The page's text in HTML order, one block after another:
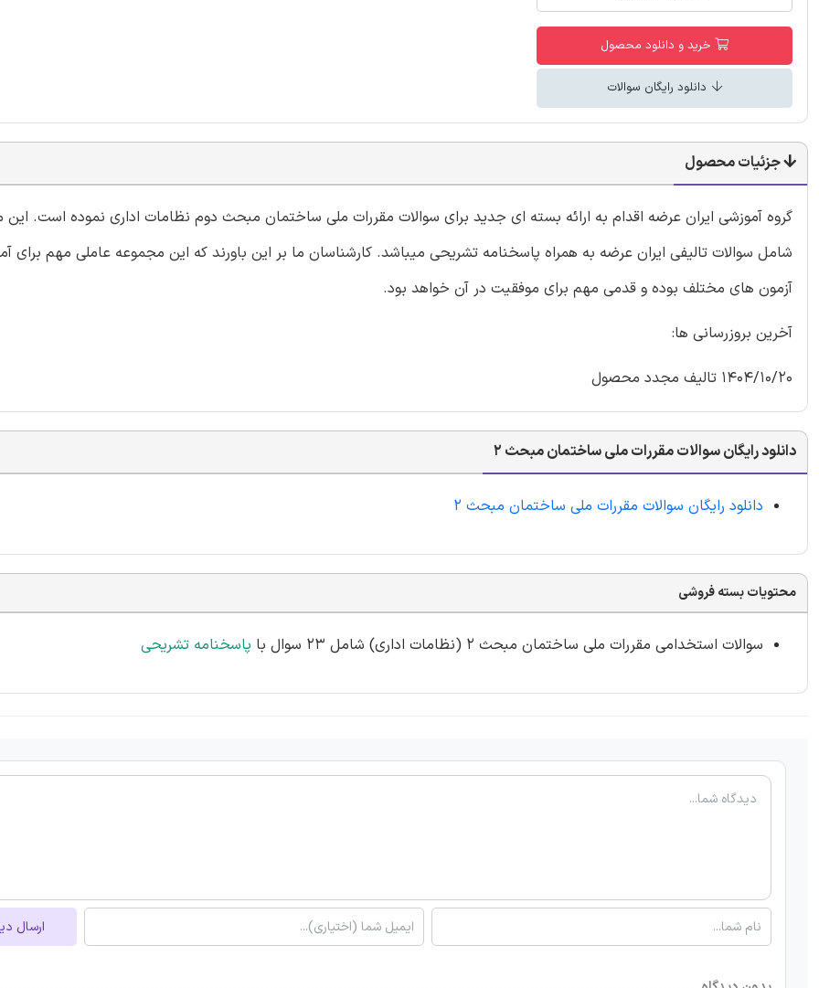
خرید و دانلود محصول
دانلود رایگان سوالات
جزئیات محصول
گروه آموزشی ایران عرضه اقدام به ارائه بسته ای جدید برای سوالات مقررات ملی ساختمان مبحث دوم نظامات اداری نموده است.
شامل سوالات تالیفی ایران عرضه به همراه پاسخنامه تشریحی میباشد. کارشناسان ما بر این باورند که این مجموعه عاملی مهم برای
آزمون های مختلف بوده و قدمی مهم برای موفقیت در آن خواهد بود.
آخرین بروزرسانی ها:
1404/10/20 تالیف مجدد محصول
دانلود رایگان سوالات مقررات ملی ساختمان مبحث 2
دانلود رایگان سوالات مقررات ملی ساختمان مبحث 2
محتویات بسته فروشی
سوالات استخدامی مقررات ملی ساختمان مبحث 2 (نظامات اداری) شامل 23 سوال با پاسخنامه تشریحی
ارسال